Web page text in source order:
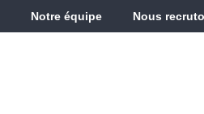
Notre équipe Nous